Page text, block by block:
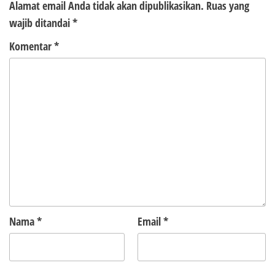
Alamat email Anda tidak akan dipublikasikan. Ruas yang
wajib ditandai*
Komentar*
Nama* Email*